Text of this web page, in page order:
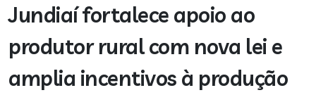
Jundiaí fortalece apoio ao
produtor rural com nova lei e
amplia incentivos à produção